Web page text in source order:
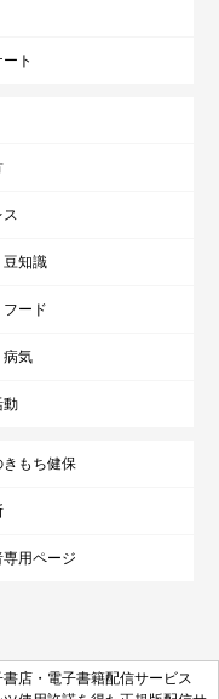
ト
知識
ード
病気
動
もち健保
用ページ
店・電子書籍配信サービス